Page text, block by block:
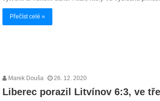
Přečíst celé »
Marek Douša 26. 12. 2020
Liberec porazil Litvínov 6:3, ve